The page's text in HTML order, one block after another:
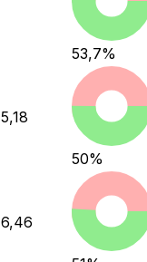
53,7%
5,18
50%
6,46